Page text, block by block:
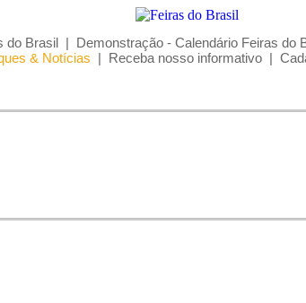
do Brasil | Demonstração - Calendário Feiras do
& Notícias | Receba nosso informativo |